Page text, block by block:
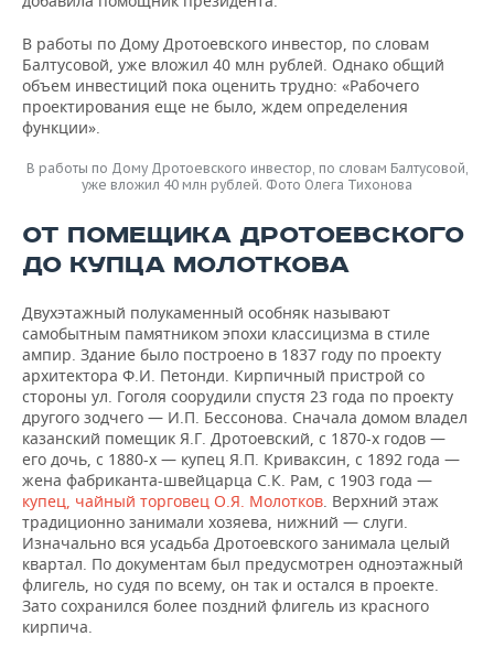
В работы по Дому Дротоевского инвестор, по словам
Балтусовой, уже вложил 40 млн рублей. Однако общий
объем инвестиций пока оценить трудно: «Рабочего
проектирования еще не было, ждем определения
функции».
В работы по Дому Дротоевского инвестор, по словам Балтусовой,
уже вложил 40 млн рублей. Фото Олега Тихонова
ОТ ПОМЕЩИКА ДРОТОЕВСКОГО
ДО КУПЦА МОЛОТКОВА
Двухэтажный полукаменный особняк называют
самобытным памятником эпохи классицизма в стиле
ампир. Здание было построено в 1837 году по проекту
архитектора Ф.И. Петонди. Кирпичный пристрой со
стороны ул. Гоголя соорудили спустя 23 года по проекту
другого зодчего — И.П. Бессонова. Сначала домом владел
казанский помещик Я.Г. Дротоевский, с 1870-х годов —
его дочь, с 1880-х — купец Я.П. Криваксин, с 1892 года —
жена фабриканта-швейцарца С.К. Рам, с 1903 года —
купец, чайный торговец О.Я. Молотков. Верхний этаж
традиционно занимали хозяева, нижний — слуги.
Изначально вся усадьба Дротоевского занимала целый
квартал. По документам был предусмотрен одноэтажный
флигель, но судя по всему, он так и остался в проекте.
Зато сохранился более поздний флигель из красного
кирпича.